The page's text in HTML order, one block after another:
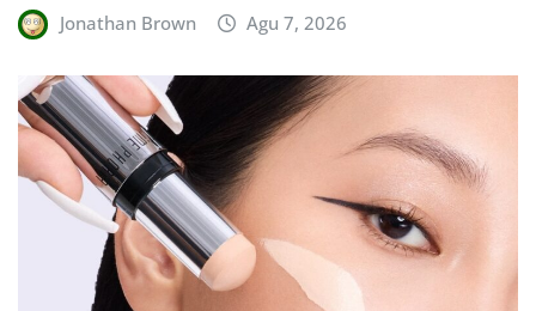
Jonathan Brown Agu 7, 2026